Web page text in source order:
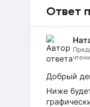
Ответ
Добрый
Ниже